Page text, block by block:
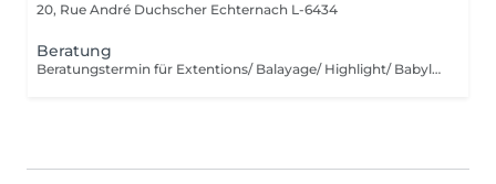
20, Rue André Duchscher Echternach L-6434
Beratung
Beratungstermin für Extentions/ Balayage/ Highlight/ Babylight und Haarentfärbung